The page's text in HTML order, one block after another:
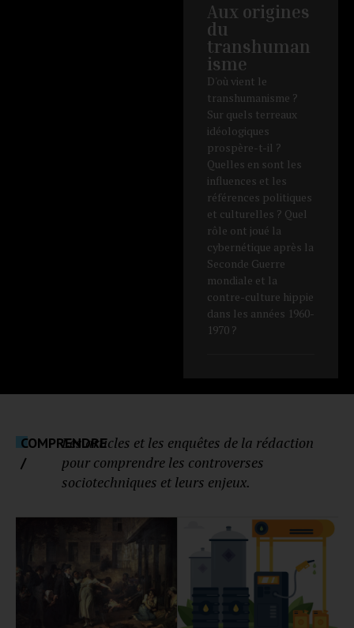
Aux origines
du
transhuman
isme
D'où vient le
transhumanisme ?
Sur quels terreaux
idéologiques
prospère-t-il ?
Quelles en sont les
influences et les
références politiques
et culturelles ? Quel
rôle ont joué la
cybernétique après la
Seconde Guerre
mondiale et la
contre-culture hippie
dans les années 1960-
1970 ?
COMPRENDRE
/
Les articles et les enquêtes de la rédaction
pour comprendre les controverses
sociotechniques et leurs enjeux.